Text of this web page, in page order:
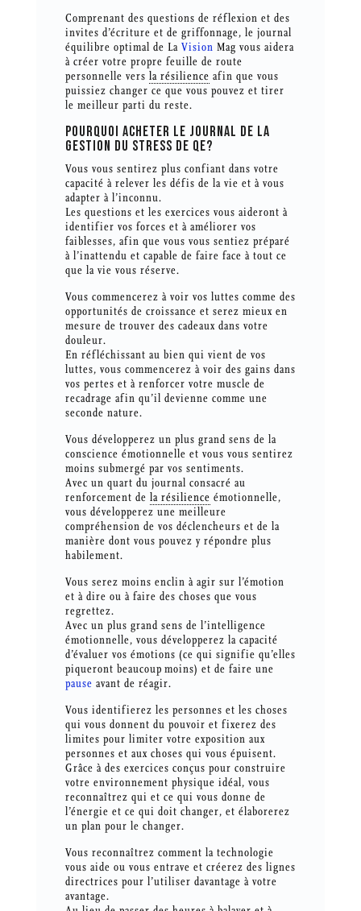
Comprenant des questions de réflexion et des
invites d’écriture et de griffonnage, le journal
équilibre optimal de La Vision Mag vous aidera
à créer votre propre feuille de route
personnelle vers la résilience afin que vous
puissiez changer ce que vous pouvez et tirer
le meilleur parti du reste.
POURQUOI ACHETER LE JOURNAL DE LA
GESTION DU STRESS DE QE?
Vous vous sentirez plus confiant dans votre
capacité à relever les défis de la vie et à vous
adapter à l’inconnu.
Les questions et les exercices vous aideront à
identifier vos forces et à améliorer vos
faiblesses, afin que vous vous sentiez préparé
à l’inattendu et capable de faire face à tout ce
que la vie vous réserve.
Vous commencerez à voir vos luttes comme des
opportunités de croissance et serez mieux en
mesure de trouver des cadeaux dans votre
douleur.
En réfléchissant au bien qui vient de vos
luttes, vous commencerez à voir des gains dans
vos pertes et à renforcer votre muscle de
recadrage afin qu’il devienne comme une
seconde nature.
Vous développerez un plus grand sens de la
conscience émotionnelle et vous vous sentirez
moins submergé par vos sentiments.
Avec un quart du journal consacré au
renforcement de la résilience émotionnelle,
vous développerez une meilleure
compréhension de vos déclencheurs et de la
manière dont vous pouvez y répondre plus
habilement.
Vous serez moins enclin à agir sur l’émotion
et à dire ou à faire des choses que vous
regrettez.
Avec un plus grand sens de l’intelligence
émotionnelle, vous développerez la capacité
d’évaluer vos émotions (ce qui signifie qu’elles
piqueront beaucoup moins) et de faire une
pause avant de réagir.
Vous identifierez les personnes et les choses
qui vous donnent du pouvoir et fixerez des
limites pour limiter votre exposition aux
personnes et aux choses qui vous épuisent.
Grâce à des exercices conçus pour construire
votre environnement physique idéal, vous
reconnaîtrez qui et ce qui vous donne de
l’énergie et ce qui doit changer, et élaborerez
un plan pour le changer.
Vous reconnaîtrez comment la technologie
vous aide ou vous entrave et créerez des lignes
directrices pour l’utiliser davantage à votre
avantage.